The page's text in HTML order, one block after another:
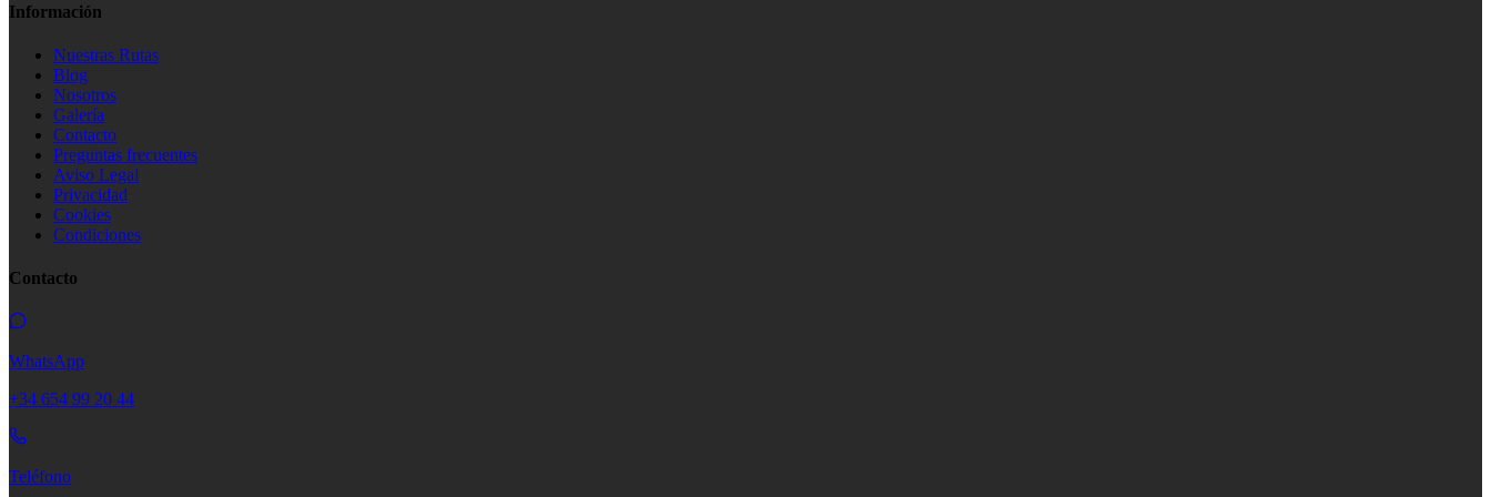
Información
Nuestras Rutas
Blog
Nosotros
Galería
Contacto
Preguntas frecuentes
Aviso Legal
Privacidad
Cookies
Condiciones
Contacto
WhatsApp
+34 654 99 20 44
Teléfono